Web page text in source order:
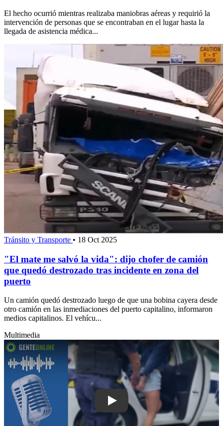
El hecho ocurrió mientras realizaba maniobras aéreas y requirió la
intervención de personas que se encontraban en el lugar hasta la
llegada de asistencia médica...
Tránsito y Transporte • 18 Oct 2025
"El mate me salvó la vida": dijo chofer de camión
que quedó destrozado tras incidente en zona del
puerto
Un camión quedó destrozado luego de que una bobina cayera desde
otro camión en las inmediaciones del puerto capitalino, informaron
medios capitalinos. El vehícu...
Multimedia
Play: Ocho mujeres estuvieron